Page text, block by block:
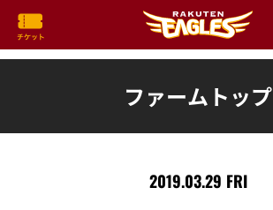
ファームトップ
2019.03.29 FRI